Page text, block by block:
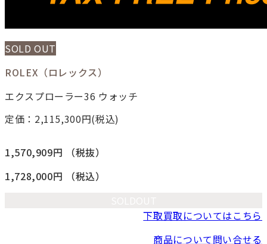
SOLD OUT
ROLEX（ロレックス）
エクスプローラー36 ウォッチ
定価：2,115,300円(税込)
1,570,909円
（税抜）
1,728,000円
（税込）
下取買取についてはこちら
商品について問い合せる